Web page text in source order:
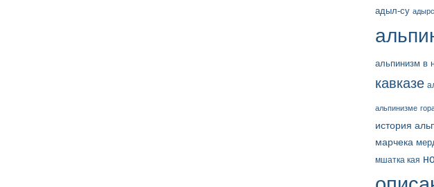
адыл-су
альпинизм в
кавказе
альпинизме
история
марчека
мшатка кая